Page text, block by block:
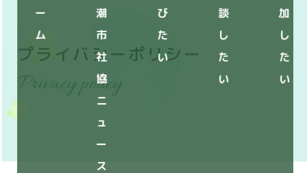
ー
ム
潮
市
社
協
ニ
ュ
ー
ス
び
た
い
談
し
た
い
加
し
た
い
プライバシーポリシー
Privacy policy